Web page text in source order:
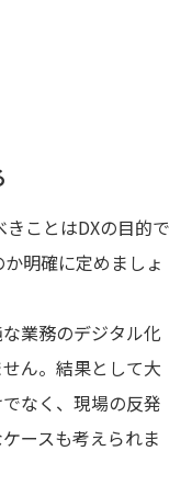
ことはDXの目的で
明確に定めましょ
業務のデジタル化
ん。結果として大
なく、現場の反発
ースも考えられま